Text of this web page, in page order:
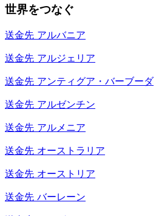
世界をつなぐ
送金先 アルバニア
送金先 アルジェリア
送金先 アンティグア・バーブーダ
送金先 アルゼンチン
送金先 アルメニア
送金先 オーストラリア
送金先 オーストリア
送金先 バーレーン